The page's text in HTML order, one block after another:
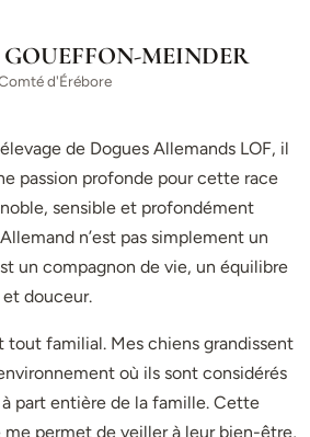
GOUEFFON-MEINDER
Comté d'Érébore
de Dogues Allemands LOF, il
passion profonde pour cette race
sensible et profondément
n’est pas simplement un
un compagnon de vie, un équilibre
douceur.
tout familial. Mes chiens grandissent
où ils sont considérés
part entière de la famille. Cette
permet de veiller à leur bien-être,